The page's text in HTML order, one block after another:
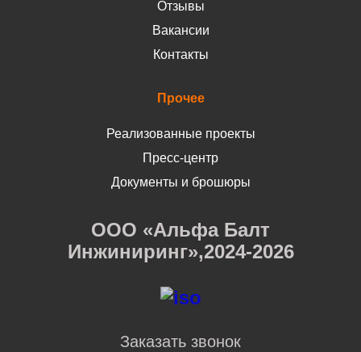
Отзывы
Вакансии
Контакты
Прочее
Реализованные проекты
Пресс-центр
Документы и брошюры
ООО «Альфа Балт
Инжиниринг»,2024-2026
Заказать звонок